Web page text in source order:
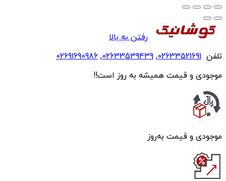
رفتن به بالا
تلفن 02633521691
,
02633539439
,
02691690986
موجودی و قیمت همیشه به روز است!!
موجودی و قیمت به‌روز